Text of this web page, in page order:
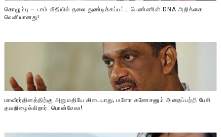
கொழும்பு – டாம் வீதியில் தலை துண்டிக்கப்பட்ட பெண்ணின் DNA அறிக்கை
வௌியானது!
மாவீரர்தினத்திற்கு அனுமதியே கிடையாது; மனோ கணேசனும் அதைப்பற்றி பேசி
தவறிழைக்கிறார்: பொன்சேகா!